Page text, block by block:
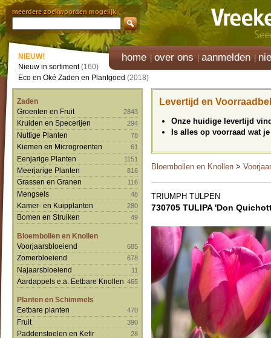
meerdere zoekwoorden mogelijk
home over ons aanmelden
NIEUW!
Nieuw in sortiment(160)
Eco en Oké Zaden en Plantgoed (2018)
Zaden
Groenten en Fruit
2843
Kruiden en Specerijen 294
Nuttige Planten 78
Kiemen en Microgroenten 61
Eenjarige Planten 1151
Meerjarige Planten 816
Grassen en Granen 116
Mengsels 48
Kamer- en Kuipplanten 280
Bomen en Struiken 49
Bloembollen en Knollen
Voorjaarsbloeiend
685
Zomerbloeiend 678
Najaarsbloeiend 11
Aardappels e.a. Eetbare Knollen 465
Planten en Schimmels
Eetbare planten
470
Fruit 390
Paddenstoelen en Kefir 28
Levertijd en
Onze huidige levertijd
Is alles op voorraad wat
Bloembollen en Knollen >
TRIUMPH TULPEN
730705 TULIPA 'Don